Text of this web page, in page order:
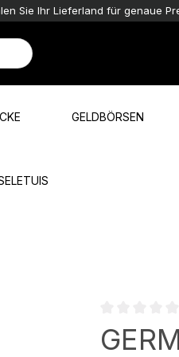
Sie Ihr Lieferland für genaue
GELDBÖRSEN